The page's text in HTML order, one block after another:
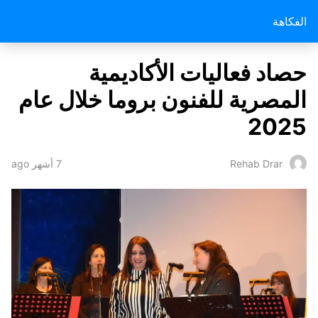
الفكاهة
حصاد فعاليات الأكاديمية
المصرية للفنون بروما خلال عام
2025
Rehab Drar 7 أشهر ago